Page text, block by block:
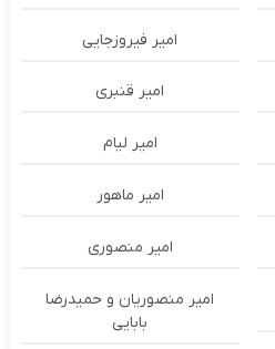
امیر فیروزجایی
امیر قنبری
امیر لیام
امیر ماهور
امیر منصوری
امیر منصوریان و حمیدرضا
بابایی